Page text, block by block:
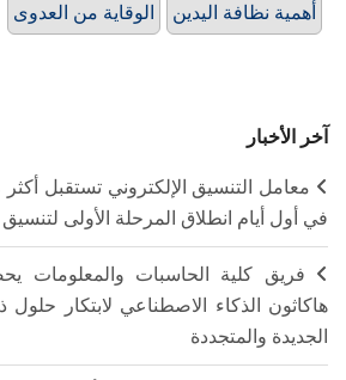
الوقاية من العدوى أهمية نظافة اليدين
آخر الأخبار
في أول أيام انطلاق المرحلة الأولى
فريق كلية الحاسبات والمعلومات
هاكاثون الذكاء الاصطناعي لابتكار
الجديدة والمتجددة